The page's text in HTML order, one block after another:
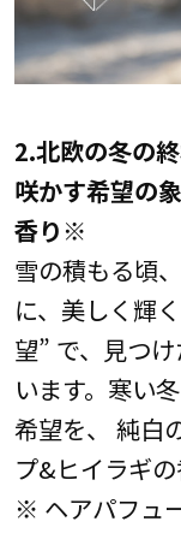
2.北欧の冬の
咲かす希望の
香り※
雪の積もる頃
に、美しく輝
望” で、見つ
います。寒い
希望を、 純白
プ&ヒイラギの
※ ヘアパフュ